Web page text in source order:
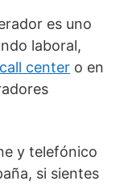
es uno
laboral,
center o en
y telefónico
si sientes